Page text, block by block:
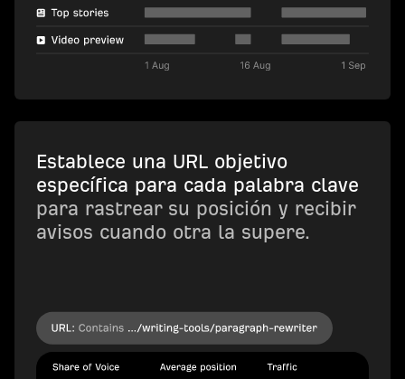
Establece una URL objetivo
específica para cada palabra clave
para rastrear su posición y recibir
avisos cuando otra la supere.